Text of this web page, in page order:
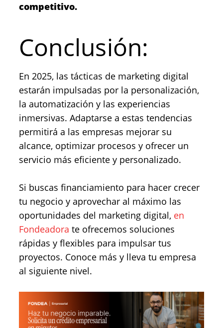
competitivo.
Conclusión:
En 2025, las tácticas de marketing digital
estarán impulsadas por la personalización,
la automatización y las experiencias
inmersivas. Adaptarse a estas tendencias
permitirá a las empresas mejorar su
alcance, optimizar procesos y ofrecer un
servicio más eficiente y personalizado.
Si buscas financiamiento para hacer crecer
tu negocio y aprovechar al máximo las
oportunidades del marketing digital, en
Fondeadora te ofrecemos soluciones
rápidas y flexibles para impulsar tus
proyectos. Conoce más y lleva tu empresa
al siguiente nivel.